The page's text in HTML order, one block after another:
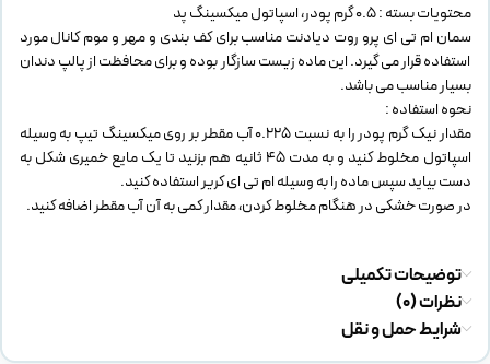
محتویات بسته : 0.5 گرم پودر، اسپاتول میکسینگ پد
سمان ام تی ای پرو روت دیادنت مناسب برای کف بندی و مهر و موم کانال مورد
استفاده قرار می گیرد. این ماده زیست سازگار بوده و برای محافظت از پالپ دندان
بسیار مناسب می باشد.
نحوه استفاده :
مقدار نیک گرم پودر را به نسبت 0.225 آب مقطر بر روی میکسینگ تیپ به وسیله
اسپاتول مخلوط کنید و به مدت 45 ثانیه هم بزنید تا یک مایع خمیری شکل به
دست بیاید سپس ماده را به وسیله ام تی ای کریر استفاده کنید.
در صورت خشکی در هنگام مخلوط کردن، مقدار کمی به آن آب مقطر اضافه کنید.
توضیحات تکمیلی
نظرات (0)
شرایط حمل و نقل